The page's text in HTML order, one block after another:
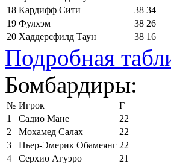
18 Кардифф Сити 38 34
19 Фулхэм 38 26
20 Хаддерсфилд Таун 38 16
Подробная
Бомбардиры:
№ Игрок
Г
1
Садио Мане
22
2
Мохамед Салах
22
3
Пьер-Эмерик Обамеянг 22
4
Серхио Агуэро
21